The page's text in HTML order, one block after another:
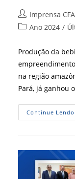
Autor
do
Imprensa CFA
Categoria
post:
Ano 2024 /
Produção da
na região
Pará, já ganhou
Continue Lendo